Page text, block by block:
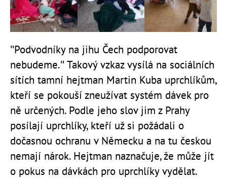
"Podvodníky na jihu Čech podporovat
nebudeme." Takový vzkaz vysílá na sociálních
sítích tamní hejtman Martin Kuba uprchlíkům,
kteří se pokouší zneužívat systém dávek pro
ně určených. Podle jeho slov jim z Prahy
posílají uprchlíky, kteří už si požádali o
dočasnou ochranu v Německu a na tu českou
nemají nárok. Hejtman naznačuje, že může jít
o pokus na dávkách pro uprchlíky vydělat.